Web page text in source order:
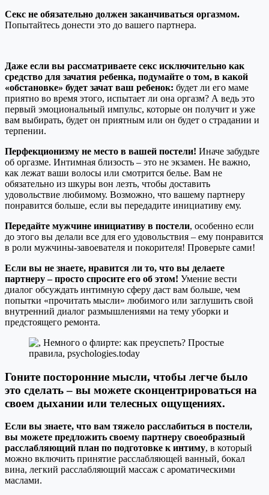
Секс не обязательно должен заканчиваться оргазмом.
Попытайтесь донести это до вашего партнера.
Даже если вы рассматриваете секс исключительно как
средство для зачатия ребенка, подумайте о том, в какой
«обстановке» будет зачат ваш ребенок: будет ли его маме
приятно во время этого, испытает ли она оргазм? А ведь это
первый эмоциональный импульс, которые он получит и уже
вам выбирать, будет он приятным или он будет о страдании и
терпении.
Перфекционизму не место в вашей постели! Иначе забудьте
об оргазме. Интимная близость – это не экзамен. Не важно,
как лежат ваши волосы или смотрится белье. Вам не
обязательно из шкуры вон лезть, чтобы доставить
удовольствие любимому. Возможно, что вашему партнеру
понравится больше, если вы передадите инициативу ему.
Передайте мужчине инициативу в постели, особенно если
до этого вы делали все для его удовольствия – ему понравится
в роли мужчины-завоевателя и покорителя! Проверьте сами!
Если вы не знаете, нравится ли то, что вы делаете
партнеру – просто спросите его об этом! Умение вести
диалог обсуждать интимную сферу даст вам больше, чем
попытки «прочитать мысли» любимого или заглушить свой
внутренний диалог размышлениями на тему уборки и
предстоящего ремонта.
Гоните посторонние мысли, чтобы легче было
это сделать – вы можете сконцентрироваться на
своем дыхании или телесных ощущениях.
Если вы знаете, что вам тяжело расслабиться в постели,
вы можете предложить своему партнеру своеобразный
расслабляющий план по подготовке к интиму, в который
можно включить принятие расслабляющей ванный, бокал
вина, легкий расслабляющий массаж с ароматическими
маслами.